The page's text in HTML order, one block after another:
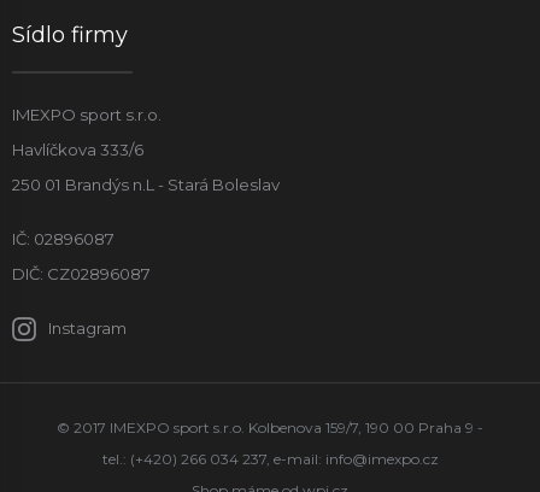
Sídlo firmy
IMEXPO sport s.r.o.
Havlíčkova 333/6
250 01 Brandýs n.L - Stará Boleslav
IČ: 02896087
DIČ: CZ02896087
Instagram
© 2017 IMEXPO sport s.r.o. Kolbenova 159/7, 190 00 Praha 9 -
tel.: (+420) 266 034 237, e-mail: info@imexpo.cz